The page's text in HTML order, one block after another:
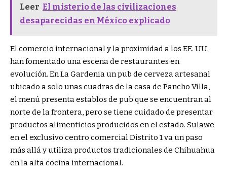
Leer El misterio de las civilizaciones
desaparecidas en México explicado
El comercio internacional y la proximidad a los EE. UU.
han fomentado una escena de restaurantes en
evolución. EnLa Gardeniaun pub de cerveza artesanal
ubicado a solo unas cuadras de la casa de Pancho Villa,
el menú presenta establos de pub que se encuentran al
norte de la frontera, pero se tiene cuidado de presentar
productos alimenticios producidos en el estado. Sulawe
en el exclusivo centro comercial Distrito 1 va un paso
más allá y utiliza productos tradicionales de Chihuahua
en la alta cocina internacional.